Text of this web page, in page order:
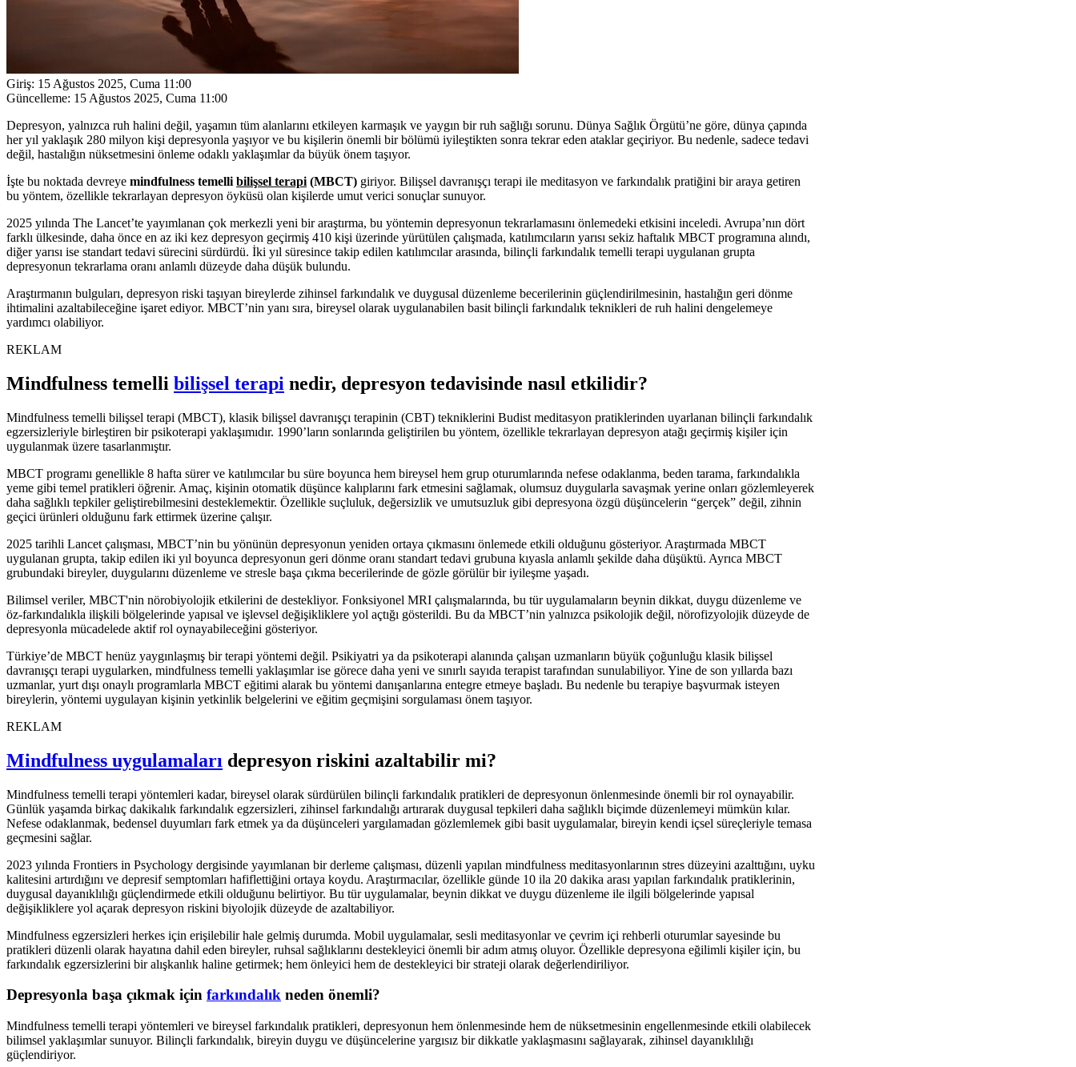
Giriş: 15 Ağustos 2025, Cuma 11:00
Güncelleme: 15 Ağustos 2025, Cuma 11:00
Depresyon, yalnızca ruh halini değil, yaşamın tüm alanlarını etkileyen karmaşık ve yaygın bir ruh sağlığı sorunu. Dünya Sağlık Örgütü’ne göre, dünya çapında
her yıl yaklaşık 280 milyon kişi depresyonla yaşıyor ve bu kişilerin önemli bir bölümü iyileştikten sonra tekrar eden ataklar geçiriyor. Bu nedenle, sadece tedavi
değil, hastalığın nüksetmesini önleme odaklı yaklaşımlar da büyük önem taşıyor.
İşte bu noktada devreye mindfulness temelli bilişsel terapi (MBCT) giriyor. Bilişsel davranışçı terapi ile meditasyon ve farkındalık pratiğini bir araya getiren
bu yöntem, özellikle tekrarlayan depresyon öyküsü olan kişilerde umut verici sonuçlar sunuyor.
2025 yılında The Lancet’te yayımlanan çok merkezli yeni bir araştırma, bu yöntemin depresyonun tekrarlamasını önlemedeki etkisini inceledi. Avrupa’nın dört
farklı ülkesinde, daha önce en az iki kez depresyon geçirmiş 410 kişi üzerinde yürütülen çalışmada, katılımcıların yarısı sekiz haftalık MBCT programına alındı,
diğer yarısı ise standart tedavi sürecini sürdürdü. İki yıl süresince takip edilen katılımcılar arasında, bilinçli farkındalık temelli terapi uygulanan grupta
depresyonun tekrarlama oranı anlamlı düzeyde daha düşük bulundu.
Araştırmanın bulguları, depresyon riski taşıyan bireylerde zihinsel farkındalık ve duygusal düzenleme becerilerinin güçlendirilmesinin, hastalığın geri dönme
ihtimalini azaltabileceğine işaret ediyor. MBCT’nin yanı sıra, bireysel olarak uygulanabilen basit bilinçli farkındalık teknikleri de ruh halini dengelemeye
yardımcı olabiliyor.
REKLAM
Mindfulness temelli bilişsel terapi nedir, depresyon tedavisinde nasıl etkilidir?
Mindfulness temelli bilişsel terapi (MBCT), klasik bilişsel davranışçı terapinin (CBT) tekniklerini Budist meditasyon pratiklerinden uyarlanan bilinçli farkındalık
egzersizleriyle birleştiren bir psikoterapi yaklaşımıdır. 1990’ların sonlarında geliştirilen bu yöntem, özellikle tekrarlayan depresyon atağı geçirmiş kişiler için
uygulanmak üzere tasarlanmıştır.
MBCT programı genellikle 8 hafta sürer ve katılımcılar bu süre boyunca hem bireysel hem grup oturumlarında nefese odaklanma, beden tarama, farkındalıkla
yeme gibi temel pratikleri öğrenir. Amaç, kişinin otomatik düşünce kalıplarını fark etmesini sağlamak, olumsuz duygularla savaşmak yerine onları gözlemleyerek
daha sağlıklı tepkiler geliştirebilmesini desteklemektir. Özellikle suçluluk, değersizlik ve umutsuzluk gibi depresyona özgü düşüncelerin “gerçek” değil, zihnin
geçici ürünleri olduğunu fark ettirmek üzerine çalışır.
2025 tarihli Lancet çalışması, MBCT’nin bu yönünün depresyonun yeniden ortaya çıkmasını önlemede etkili olduğunu gösteriyor. Araştırmada MBCT
uygulanan grupta, takip edilen iki yıl boyunca depresyonun geri dönme oranı standart tedavi grubuna kıyasla anlamlı şekilde daha düşüktü. Ayrıca MBCT
grubundaki bireyler, duygularını düzenleme ve stresle başa çıkma becerilerinde de gözle görülür bir iyileşme yaşadı.
Bilimsel veriler, MBCT'nin nörobiyolojik etkilerini de destekliyor. Fonksiyonel MRI çalışmalarında, bu tür uygulamaların beynin dikkat, duygu düzenleme ve
öz-farkındalıkla ilişkili bölgelerinde yapısal ve işlevsel değişikliklere yol açtığı gösterildi. Bu da MBCT’nin yalnızca psikolojik değil, nörofizyolojik düzeyde de
depresyonla mücadelede aktif rol oynayabileceğini gösteriyor.
Türkiye’de MBCT henüz yaygınlaşmış bir terapi yöntemi değil. Psikiyatri ya da psikoterapi alanında çalışan uzmanların büyük çoğunluğu klasik bilişsel
davranışçı terapi uygularken, mindfulness temelli yaklaşımlar ise görece daha yeni ve sınırlı sayıda terapist tarafından sunulabiliyor. Yine de son yıllarda bazı
uzmanlar, yurt dışı onaylı programlarla MBCT eğitimi alarak bu yöntemi danışanlarına entegre etmeye başladı. Bu nedenle bu terapiye başvurmak isteyen
bireylerin, yöntemi uygulayan kişinin yetkinlik belgelerini ve eğitim geçmişini sorgulaması önem taşıyor.
REKLAM
Mindfulness uygulamaları depresyon riskini azaltabilir mi?
Mindfulness temelli terapi yöntemleri kadar, bireysel olarak sürdürülen bilinçli farkındalık pratikleri de depresyonun önlenmesinde önemli bir rol oynayabilir.
Günlük yaşamda birkaç dakikalık farkındalık egzersizleri, zihinsel farkındalığı artırarak duygusal tepkileri daha sağlıklı biçimde düzenlemeyi mümkün kılar.
Nefese odaklanmak, bedensel duyumları fark etmek ya da düşünceleri yargılamadan gözlemlemek gibi basit uygulamalar, bireyin kendi içsel süreçleriyle temasa
geçmesini sağlar.
2023 yılında Frontiers in Psychology dergisinde yayımlanan bir derleme çalışması, düzenli yapılan mindfulness meditasyonlarının stres düzeyini azalttığını, uyku
kalitesini artırdığını ve depresif semptomları hafiflettiğini ortaya koydu. Araştırmacılar, özellikle günde 10 ila 20 dakika arası yapılan farkındalık pratiklerinin,
duygusal dayanıklılığı güçlendirmede etkili olduğunu belirtiyor. Bu tür uygulamalar, beynin dikkat ve duygu düzenleme ile ilgili bölgelerinde yapısal
değişikliklere yol açarak depresyon riskini biyolojik düzeyde de azaltabiliyor.
Mindfulness egzersizleri herkes için erişilebilir hale gelmiş durumda. Mobil uygulamalar, sesli meditasyonlar ve çevrim içi rehberli oturumlar sayesinde bu
pratikleri düzenli olarak hayatına dahil eden bireyler, ruhsal sağlıklarını destekleyici önemli bir adım atmış oluyor. Özellikle depresyona eğilimli kişiler için, bu
farkındalık egzersizlerini bir alışkanlık haline getirmek; hem önleyici hem de destekleyici bir strateji olarak değerlendiriliyor.
Depresyonla başa çıkmak için farkındalık neden önemli?
Mindfulness temelli terapi yöntemleri ve bireysel farkındalık pratikleri, depresyonun hem önlenmesinde hem de nüksetmesinin engellenmesinde etkili olabilecek
bilimsel yaklaşımlar sunuyor. Bilinçli farkındalık, bireyin duygu ve düşüncelerine yargısız bir dikkatle yaklaşmasını sağlayarak, zihinsel dayanıklılığı
güçlendiriyor.